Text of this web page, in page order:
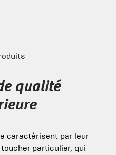
qualité
caractérisent par leur
particulier, qui